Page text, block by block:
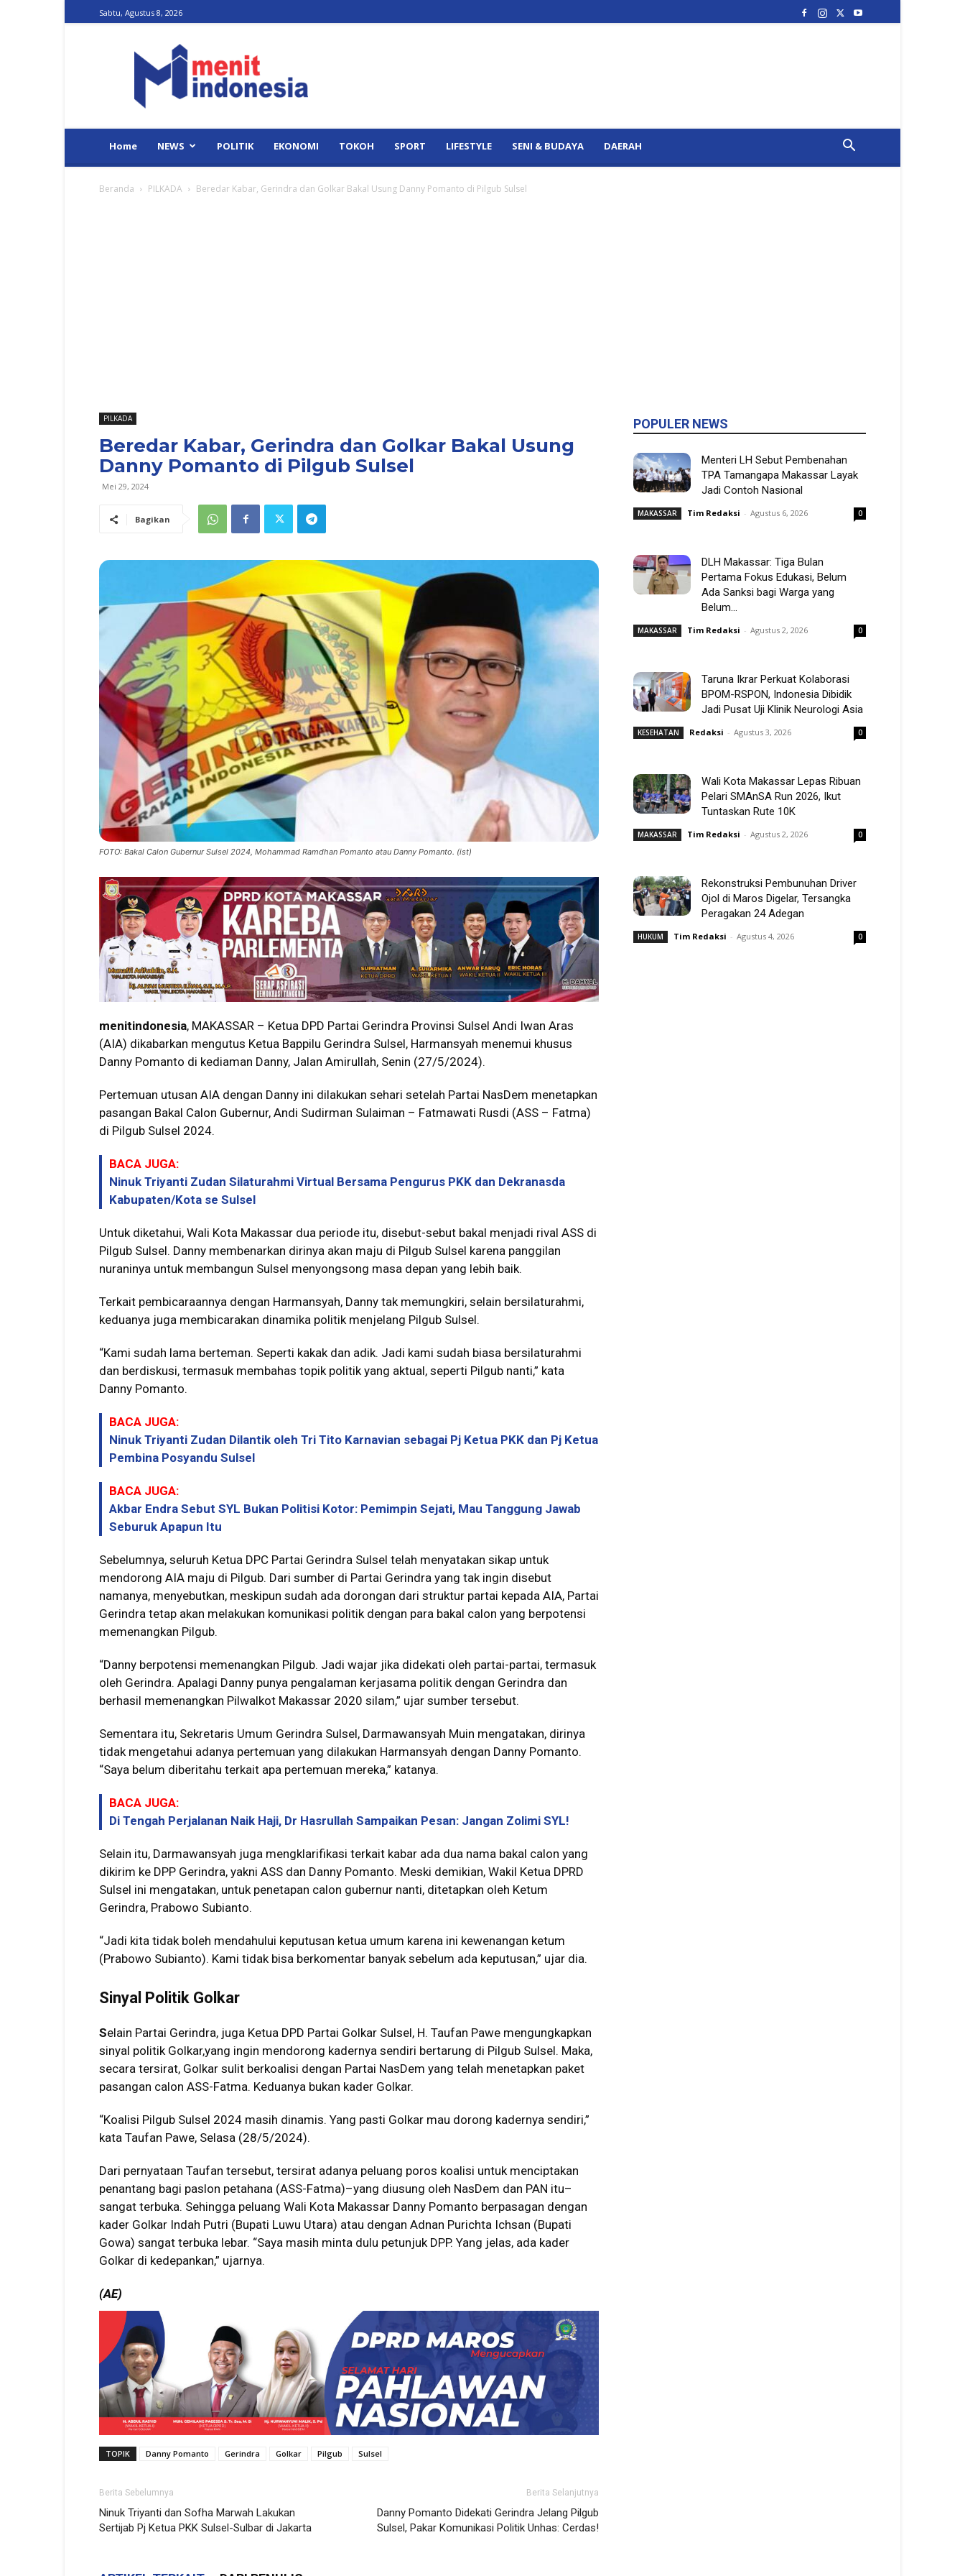
Sabtu, Agustus 8, 2026
Indonesia
Home NEWS POLITIK EKONOMI TOKOH SPORT LIFESTYLE SENI & BUDAYA DAERAH
Beranda PILKADA Beredar Kabar, Gerindra dan Golkar Bakal Usung Danny Pomanto di Pilgub Sulsel
PILKADA
Beredar Kabar, Gerindra dan Golkar Bakal Usung
Danny Pomanto di Pilgub Sulsel
Mei 29, 2024
Bagikan
FOTO: Bakal Calon Gubernur Sulsel 2024, Mohammad Ramdhan Pomanto atau Danny Pomanto. (ist)
menitindonesia, MAKASSAR – Ketua DPD Partai Gerindra Provinsi Sulsel Andi Iwan Aras
(AIA) dikabarkan mengutus Ketua Bappilu Gerindra Sulsel, Harmansyah menemui khusus
Danny Pomanto di kediaman Danny, Jalan Amirullah, Senin (27/5/2024).
Pertemuan utusan AIA dengan Danny ini dilakukan sehari setelah Partai NasDem menetapkan
pasangan Bakal Calon Gubernur, Andi Sudirman Sulaiman – Fatmawati Rusdi (ASS – Fatma)
di Pilgub Sulsel 2024.
BACA JUGA:
Ninuk Triyanti Zudan Silaturahmi Virtual Bersama Pengurus PKK dan Dekranasda
Kabupaten/Kota se Sulsel
Untuk diketahui, Wali Kota Makassar dua periode itu, disebut-sebut bakal menjadi rival ASS di
Pilgub Sulsel. Danny membenarkan dirinya akan maju di Pilgub Sulsel karena panggilan
nuraninya untuk membangun Sulsel menyongsong masa depan yang lebih baik.
Terkait pembicaraannya dengan Harmansyah, Danny tak memungkiri, selain bersilaturahmi,
keduanya juga membicarakan dinamika politik menjelang Pilgub Sulsel.
“Kami sudah lama berteman. Seperti kakak dan adik. Jadi kami sudah biasa bersilaturahmi
dan berdiskusi, termasuk membahas topik politik yang aktual, seperti Pilgub nanti,” kata
Danny Pomanto.
BACA JUGA:
Ninuk Triyanti Zudan Dilantik oleh Tri Tito Karnavian sebagai Pj Ketua PKK dan Pj Ketua
Pembina Posyandu Sulsel
BACA JUGA:
Akbar Endra Sebut SYL Bukan Politisi Kotor: Pemimpin Sejati, Mau Tanggung Jawab
Seburuk Apapun Itu
Sebelumnya, seluruh Ketua DPC Partai Gerindra Sulsel telah menyatakan sikap untuk
mendorong AIA maju di Pilgub. Dari sumber di Partai Gerindra yang tak ingin disebut
namanya, menyebutkan, meskipun sudah ada dorongan dari struktur partai kepada AIA, Partai
Gerindra tetap akan melakukan komunikasi politik dengan para bakal calon yang berpotensi
memenangkan Pilgub.
“Danny berpotensi memenangkan Pilgub. Jadi wajar jika didekati oleh partai-partai, termasuk
oleh Gerindra. Apalagi Danny punya pengalaman kerjasama politik dengan Gerindra dan
berhasil memenangkan Pilwalkot Makassar 2020 silam,” ujar sumber tersebut.
Sementara itu, Sekretaris Umum Gerindra Sulsel, Darmawansyah Muin mengatakan, dirinya
tidak mengetahui adanya pertemuan yang dilakukan Harmansyah dengan Danny Pomanto.
“Saya belum diberitahu terkait apa pertemuan mereka,” katanya.
BACA JUGA:
Di Tengah Perjalanan Naik Haji, Dr Hasrullah Sampaikan Pesan: Jangan Zolimi SYL!
Selain itu, Darmawansyah juga mengklarifikasi terkait kabar ada dua nama bakal calon yang
dikirim ke DPP Gerindra, yakni ASS dan Danny Pomanto. Meski demikian, Wakil Ketua DPRD
Sulsel ini mengatakan, untuk penetapan calon gubernur nanti, ditetapkan oleh Ketum
Gerindra, Prabowo Subianto.
“Jadi kita tidak boleh mendahului keputusan ketua umum karena ini kewenangan ketum
(Prabowo Subianto). Kami tidak bisa berkomentar banyak sebelum ada keputusan,” ujar dia.
Sinyal Politik Golkar
Selain Partai Gerindra, juga Ketua DPD Partai Golkar Sulsel, H. Taufan Pawe mengungkapkan
sinyal politik Golkar,yang ingin mendorong kadernya sendiri bertarung di Pilgub Sulsel. Maka,
secara tersirat, Golkar sulit berkoalisi dengan Partai NasDem yang telah menetapkan paket
pasangan calon ASS-Fatma. Keduanya bukan kader Golkar.
“Koalisi Pilgub Sulsel 2024 masih dinamis. Yang pasti Golkar mau dorong kadernya sendiri,”
kata Taufan Pawe, Selasa (28/5/2024).
Dari pernyataan Taufan tersebut, tersirat adanya peluang poros koalisi untuk menciptakan
penantang bagi paslon petahana (ASS-Fatma)–yang diusung oleh NasDem dan PAN itu–
sangat terbuka. Sehingga peluang Wali Kota Makassar Danny Pomanto berpasagan dengan
kader Golkar Indah Putri (Bupati Luwu Utara) atau dengan Adnan Purichta Ichsan (Bupati
Gowa) sangat terbuka lebar. “Saya masih minta dulu petunjuk DPP. Yang jelas, ada kader
Golkar di kedepankan,” ujarnya.
(AE)
TOPIK Danny Pomanto Gerindra Golkar Pilgub Sulsel
Berita Sebelumnya
Ninuk Triyanti dan Sofha Marwah Lakukan
Sertijab Pj Ketua PKK Sulsel-Sulbar di Jakarta
Berita Selanjutnya
Danny Pomanto Didekati Gerindra Jelang Pilgub
Sulsel, Pakar Komunikasi Politik Unhas: Cerdas!
POPULER NEWS
Menteri LH Sebut Pembenahan
TPA Tamangapa Makassar Layak
Jadi Contoh Nasional
MAKASSAR Tim Redaksi - Agustus 6, 2026 0
DLH Makassar: Tiga Bulan
Pertama Fokus Edukasi, Belum
Ada Sanksi bagi Warga yang
Belum...
MAKASSAR Tim Redaksi - Agustus 2, 2026 0
Taruna Ikrar Perkuat Kolaborasi
BPOM-RSPON, Indonesia Dibidik
Jadi Pusat Uji Klinik Neurologi Asia
KESEHATAN Redaksi - Agustus 3, 2026 0
Wali Kota Makassar Lepas Ribuan
Pelari SMAnSA Run 2026, Ikut
Tuntaskan Rute 10K
MAKASSAR Tim Redaksi - Agustus 2, 2026 0
Rekonstruksi Pembunuhan Driver
Ojol di Maros Digelar, Tersangka
Peragakan 24 Adegan
HUKUM Tim Redaksi - Agustus 4, 2026 0